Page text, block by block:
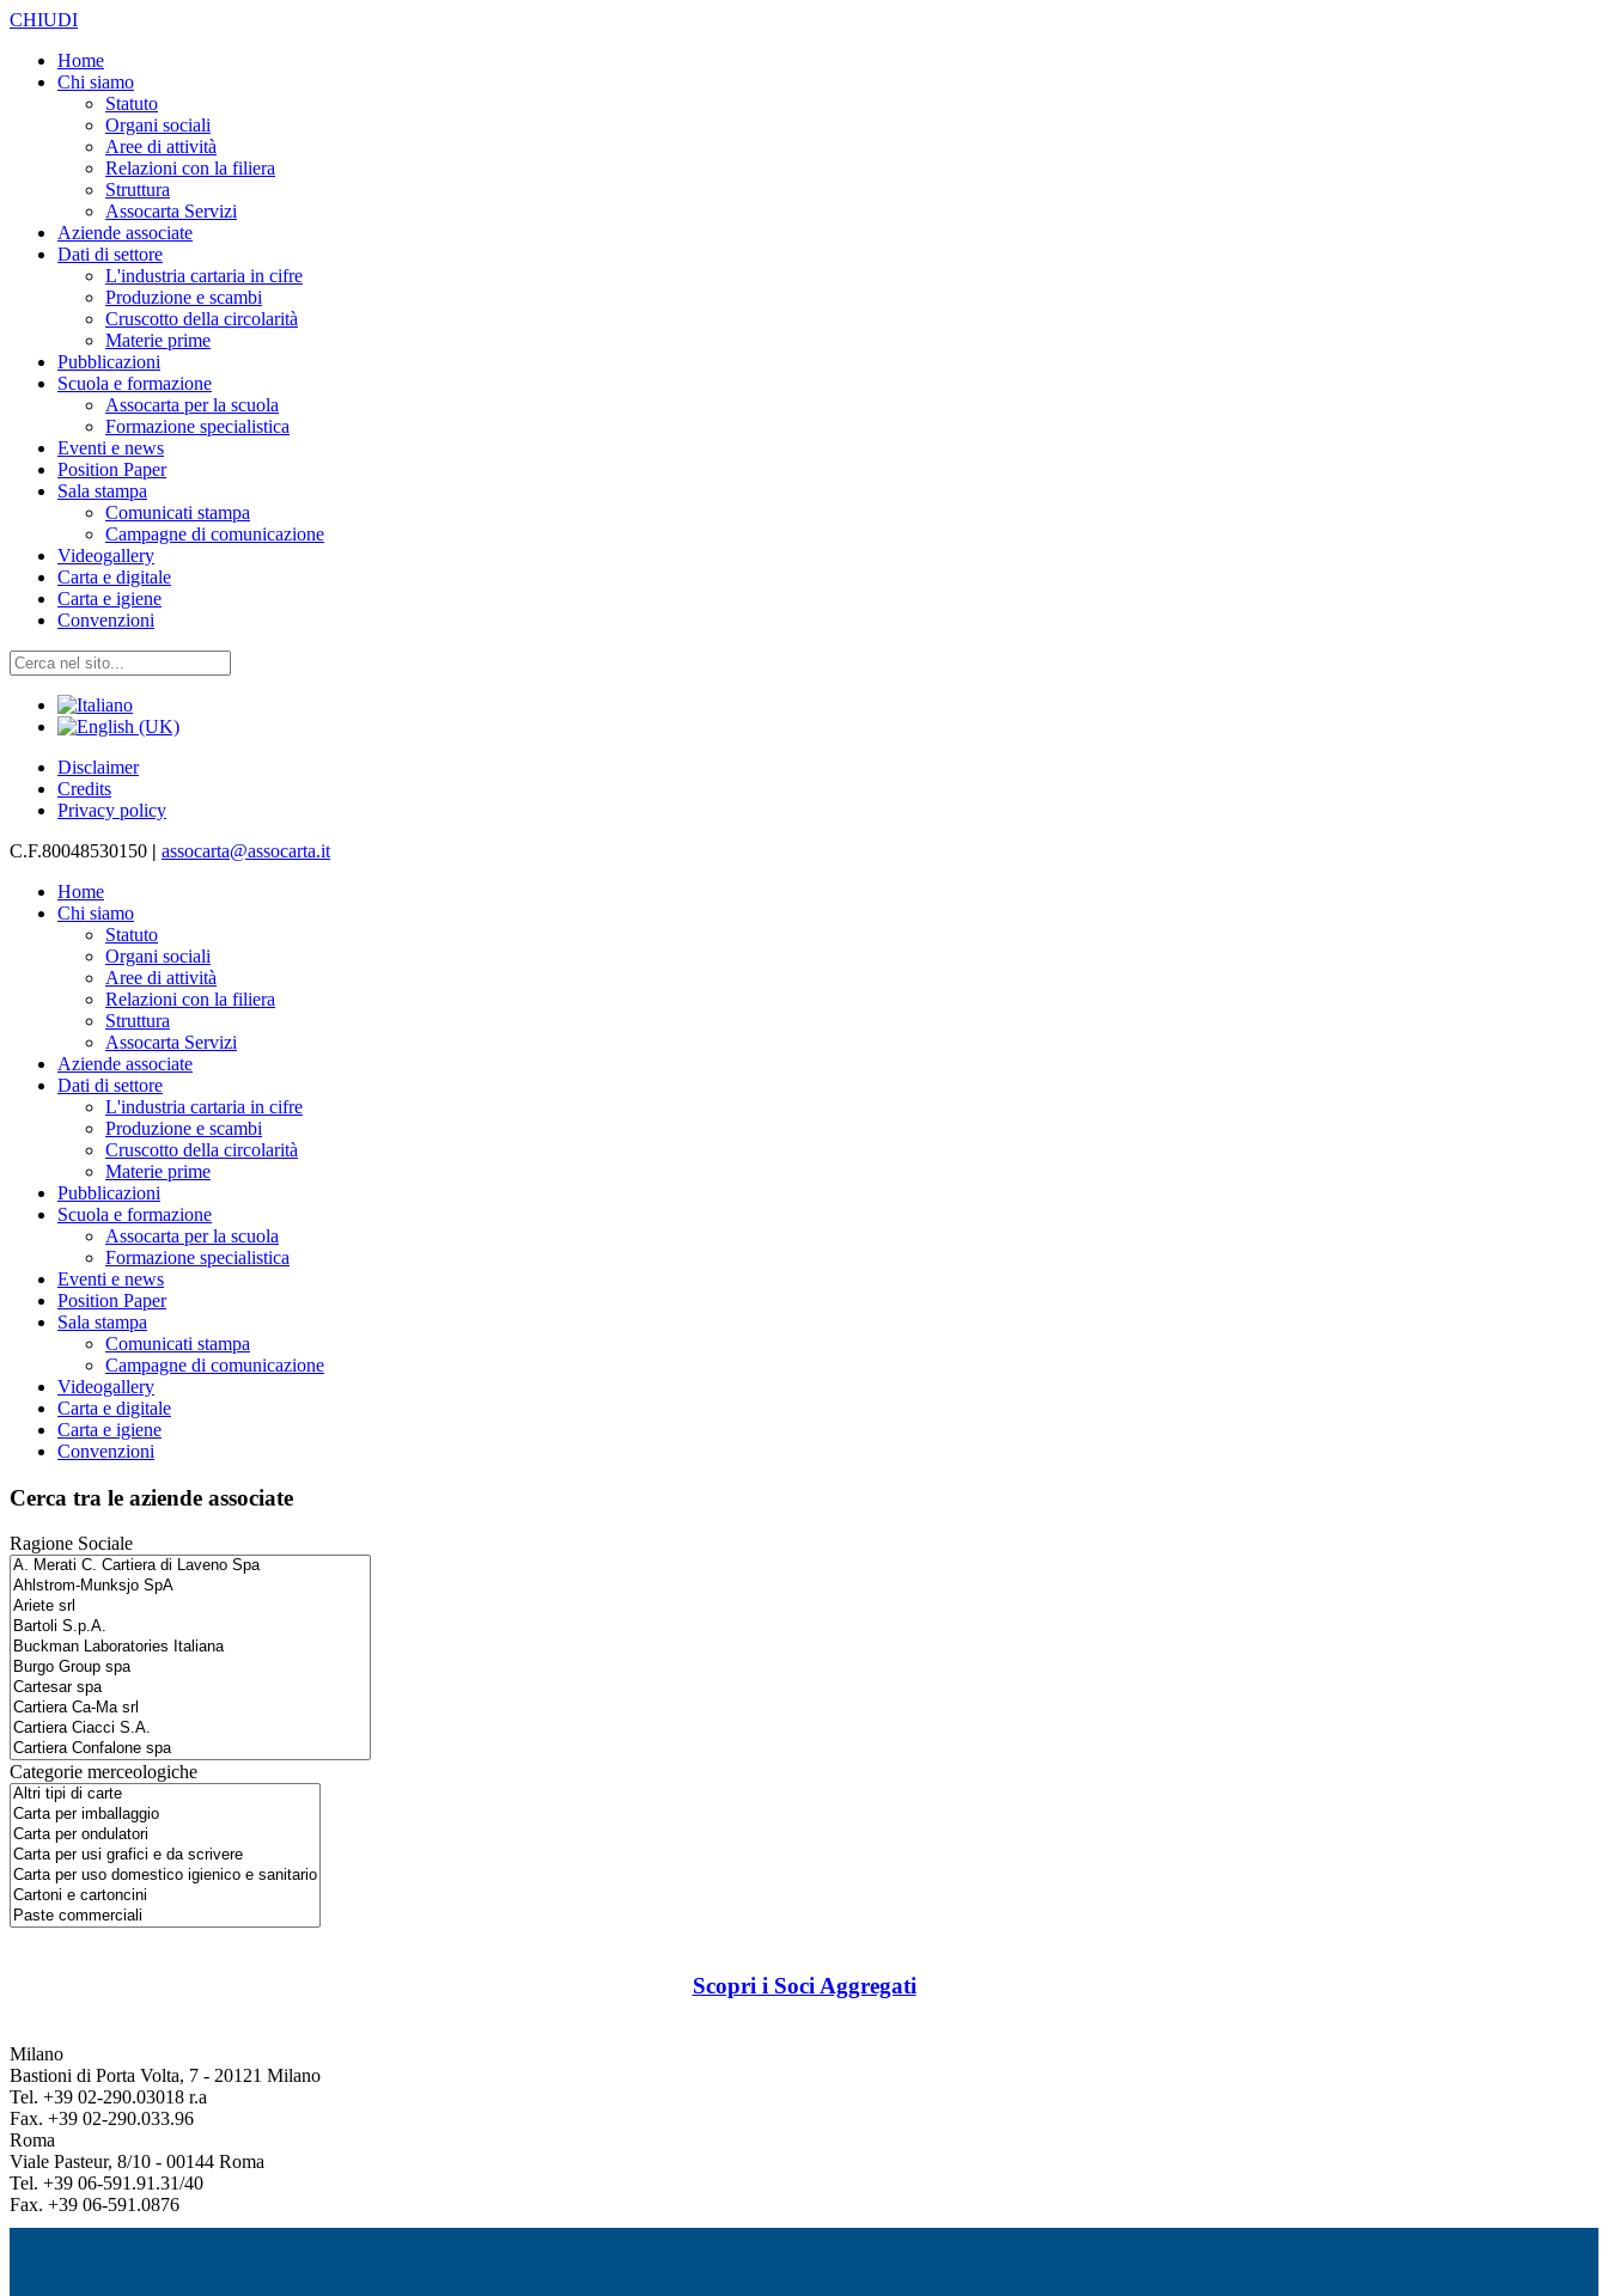
CHIUDI
Home
Chi siamo
Statuto
Organi sociali
Aree di attività
Relazioni con la filiera
Struttura
Assocarta Servizi
Aziende associate
Dati di settore
L'industria cartaria in cifre
Produzione e scambi
Cruscotto della circolarità
Materie prime
Pubblicazioni
Scuola e formazione
Assocarta per la scuola
Formazione specialistica
Eventi e news
Position Paper
Sala stampa
Comunicati stampa
Campagne di comunicazione
Videogallery
Carta e digitale
Carta e igiene
Convenzioni
Disclaimer
Credits
Privacy policy
C.F.80048530150 | assocarta@assocarta.it
Home
Chi siamo
Statuto
Organi sociali
Aree di attività
Relazioni con la filiera
Struttura
Assocarta Servizi
Aziende associate
Dati di settore
L'industria cartaria in cifre
Produzione e scambi
Cruscotto della circolarità
Materie prime
Pubblicazioni
Scuola e formazione
Assocarta per la scuola
Formazione specialistica
Eventi e news
Position Paper
Sala stampa
Comunicati stampa
Campagne di comunicazione
Videogallery
Carta e digitale
Carta e igiene
Convenzioni
Cerca tra le aziende associate
Ragione Sociale
Categorie merceologiche
Scopri i Soci Aggregati
Milano
Bastioni di Porta Volta, 7 - 20121 Milano
Tel. +39 02-290.03018 r.a
Fax. +39 02-290.033.96
Roma
Viale Pasteur, 8/10 - 00144 Roma
Tel. +39 06-591.91.31/40
Fax. +39 06-591.0876